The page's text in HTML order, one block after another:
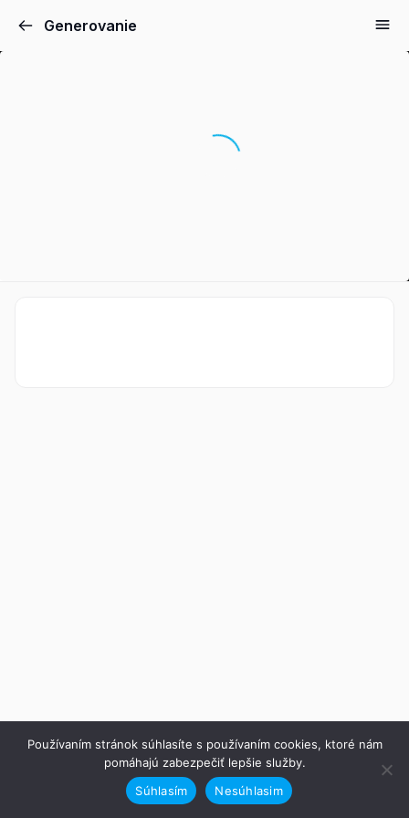
Generovanie
Používaním stránok súhlasíte s používaním cookies, ktoré nám
pomáhajú zabezpečiť lepšie služby.
Súhlasím
Nesúhlasim